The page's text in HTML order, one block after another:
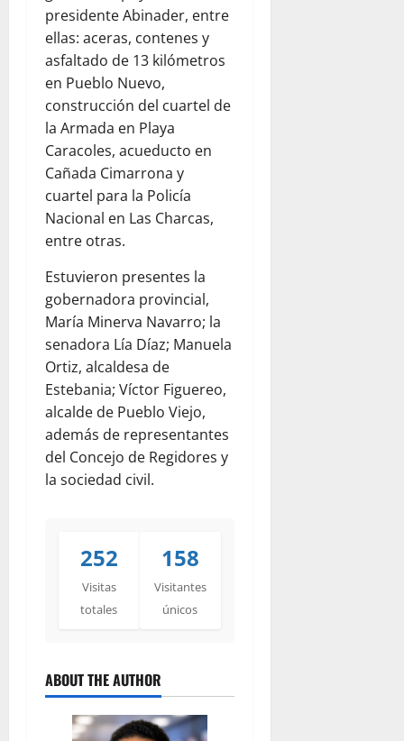
presidente Abinader, entre
ellas: aceras, contenes y
asfaltado de 13 kilómetros
en Pueblo Nuevo,
construcción del cuartel de
la Armada en Playa
Caracoles, acueducto en
Cañada Cimarrona y
cuartel para la Policía
Nacional en Las Charcas,
entre otras.
Estuvieron presentes la
gobernadora provincial,
María Minerva Navarro; la
senadora Lía Díaz; Manuela
Ortiz, alcaldesa de
Estebania; Víctor Figuereo,
alcalde de Pueblo Viejo,
además de representantes
del Concejo de Regidores y
la sociedad civil.
252
Visitas
totales
158
Visitantes
únicos
ABOUT THE AUTHOR